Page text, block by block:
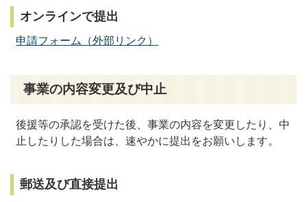
オンラインで提出
申請フォーム（外部リンク）
事業の内容変更及び中止
後援等の承認を受けた後、事業の内容を変更したり、中
止したりした場合は、速やかに提出をお願いします。
郵送及び直接提出